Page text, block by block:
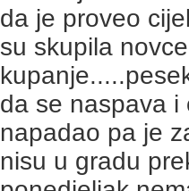
da je proveo
su skupila
da se naspava i
napadao pa je
nisu u gradu